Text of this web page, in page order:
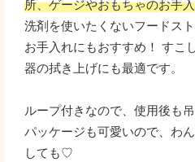
洗剤を使いたくないフードス
お手入れにもおすすめ！ すこ
器の拭き上げにも最適です。
ループ付きなので、使用後も
パッケージも可愛いので、わ
しても♡